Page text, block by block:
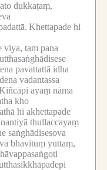
dukkaṭaṃ,
Khettapade hi
viya, taṃ pana
pavattattā idha
vadantassa
ayaṃ nāma
kho
hi akhettapade
thullaccayaṃ
saṅghādisesova
bhavituṃ yuttaṃ,